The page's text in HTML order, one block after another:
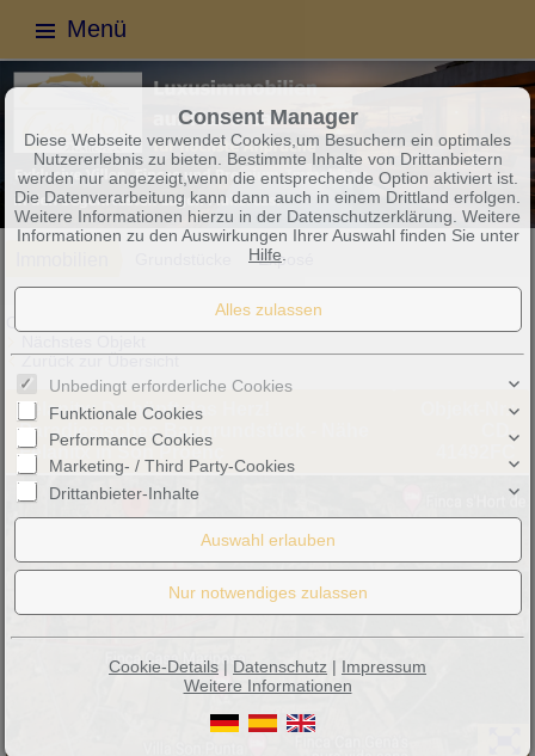
Menü
Exposé
Zurück zur Übersicht
Felanitx: Da hüpft das Herz!
Paradiesisches Baugrundstück - Nähe
Felanitx in Son Proenç
Objekt-Nr.:
CD-
Consent Manager
Diese Webseite verwendet Cookies,um Besuchern ein optimales
Nutzererlebnis zu bieten. Bestimmte Inhalte von Drittanbietern
werden nur angezeigt,wenn die entsprechende Option aktiviert ist.
Die Datenverarbeitung kann dann auch in einem Drittland erfolgen.
Weitere Informationen hierzu in der Datenschutzerklärung. Weitere
Informationen zu den Auswirkungen Ihrer Auswahl finden Sie unter
Hilfe.
Unbedingt erforderliche Cookies
Funktionale Cookies
Performance Cookies
Marketing- / Third Party-Cookies
Drittanbieter-Inhalte
Cookie-Details | Datenschutz | Impressum
Weitere Informationen